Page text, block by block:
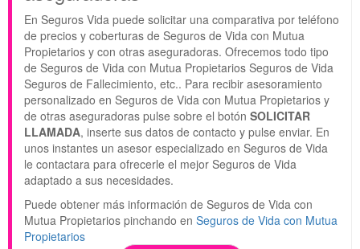
En Seguros Vida puede solicitar una comparativa por teléfono
de precios y coberturas de Seguros de Vida con Mutua
Propietarios y con otras aseguradoras. Ofrecemos todo tipo
de Seguros de Vida con Mutua Propietarios Seguros de Vida
Seguros de Fallecimiento, etc.. Para recibir asesoramiento
personalizado en Seguros de Vida con Mutua Propietarios y
de otras aseguradoras pulse sobre el botón SOLICITAR
LLAMADA, inserte sus datos de contacto y pulse enviar. En
unos instantes un asesor especializado en Seguros de Vida
le contactara para ofrecerle el mejor Seguros de Vida
adaptado a sus necesidades.
Puede obtener más información de Seguros de Vida con
Mutua Propietarios pinchando en Seguros de Vida con Mutua
Propietarios